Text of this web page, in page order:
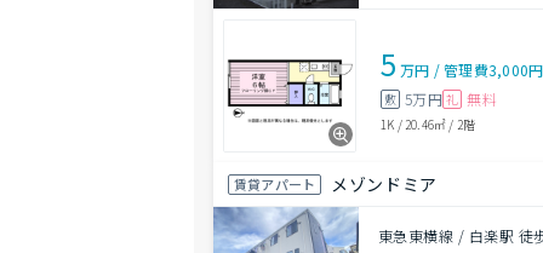
5 万円 /管理費3,000円
敷 5万円 礼 無料
1K / 20.46㎡ / 2階
賃貸アパート メゾンドミア
東急東横線 / 白楽駅 徒